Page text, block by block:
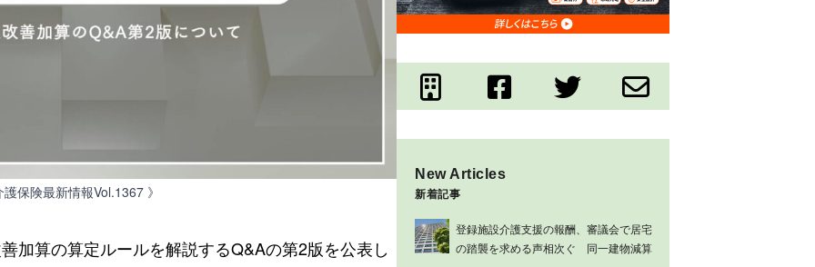
保険最新情報Vol.1367 》
加算の算定ルールを解説するQ&Aの第2版を公表し
New Articles
新着記事
登録施設介護支援の報酬、審議会で居宅
の踏襲を求める声相次ぐ 同一建物減算